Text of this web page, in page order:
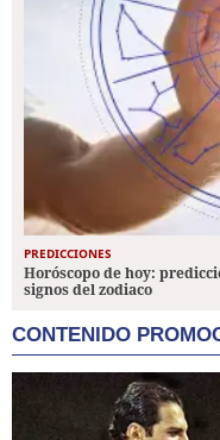
PREDICCIONES
Horóscopo de hoy:
signos del zodiaco
CONTENIDO